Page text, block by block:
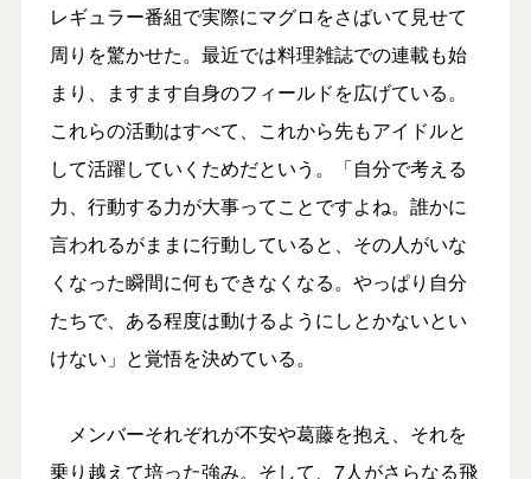
レギュラー番組で実際にマグロをさばいて見せて
周りを驚かせた。最近では料理雑誌での連載も始
まり、ますます自身のフィールドを広げている。
これらの活動はすべて、これから先もアイドルと
して活躍していくためだという。「自分で考える
力、行動する力が大事ってことですよね。誰かに
言われるがままに行動していると、その人がいな
くなった瞬間に何もできなくなる。やっぱり自分
たちで、ある程度は動けるようにしとかないとい
けない」と覚悟を決めている。
メンバーそれぞれが不安や葛藤を抱え、それを
乗り越えて培った強み。そして、7人がさらなる飛